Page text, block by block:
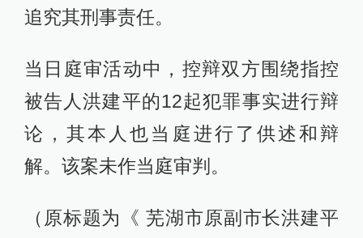
追究其刑事责任。
当日庭审活动中，控辩双方围绕指控
被告人洪建平的12起犯罪事实进行辩
论，其本人也当庭进行了供述和辩
解。该案未作当庭审判。
（原标题为《 芜湖市原副市长洪建平